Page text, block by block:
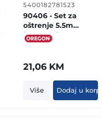
5400182781523
90406 - Set za
oštrenje 5.5mm
(BLISTER)
21,06 KM
Više Dodaj u korpu